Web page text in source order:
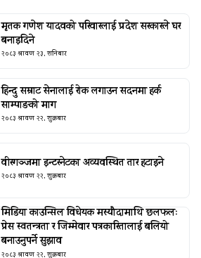
मृतक गणेश यादवको परिवारलाई प्रदेश सरकारले घर
बनाइदिने
२०८३ श्रावण २३, शनिबार
हिन्दु सम्राट सेनालाई रोक लगाउन सदनमा हर्क
साम्पाङको माग
२०८३ श्रावण २२, शुक्रबार
वीरगञ्जमा इन्टरनेटका अव्यवस्थित तार हटाइने
२०८३ श्रावण २२, शुक्रबार
मिडिया काउन्सिल विधेयक मस्यौदामाथि छलफलः
प्रेस स्वतन्त्रता र जिम्मेवार पत्रकारितालाई बलियो
बनाउनुपर्ने सुझाव
२०८३ श्रावण २२, शुक्रबार